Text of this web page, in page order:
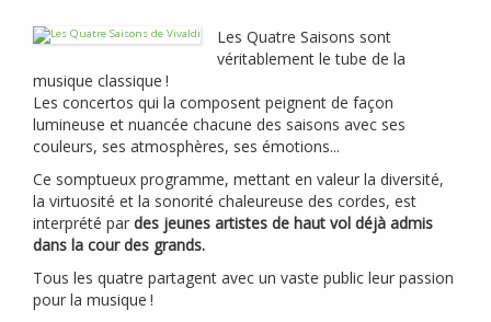
Les Quatre Saisons sont
véritablement le tube de la
musique classique !
Les concertos qui la composent peignent de façon
lumineuse et nuancée chacune des saisons avec ses
couleurs, ses atmosphères, ses émotions...
Ce somptueux programme, mettant en valeur la diversité,
la virtuosité et la sonorité chaleureuse des cordes, est
interprété par des jeunes artistes de haut vol déjà admis
dans la cour des grands.
Tous les quatre partagent avec un vaste public leur passion
pour la musique !